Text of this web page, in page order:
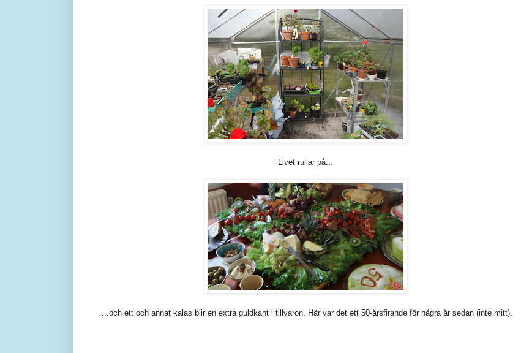
Livet rullar på...
….och ett och annat kalas blir en extra guldkant i tillvaron. Här var det ett 50-årsfirande för några år sedan (inte mitt).